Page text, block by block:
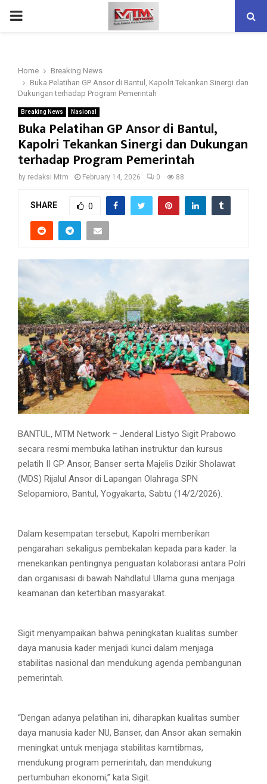
PRIMARY
Home
Breaking News
Buka Pelatihan GP Ansor di Bantul, Kapolri Tekankan Sinergi dan
Dukungan terhadap Program Pemerintah
Breaking News Nasional
Buka Pelatihan GP Ansor di Bantul,
Kapolri Tekankan Sinergi dan Dukungan
terhadap Program Pemerintah
by redaksi Mtm February 14, 2026 0 88
SHARE 0
BANTUL, MTM Network – Jenderal Listyo Sigit Prabowo
secara resmi membuka latihan instruktur dan kursus
pelatih II GP Ansor, Banser serta Majelis Dzikir Sholawat
(MDS) Rijalul Ansor di Lapangan Olahraga SPN
Selopamioro, Bantul, Yogyakarta, Sabtu (14/2/2026).
Dalam kesempatan tersebut, Kapolri memberikan
pengarahan sekaligus pembekalan kepada para kader. Ia
menekankan pentingnya penguatan kolaborasi antara Polri
dan organisasi di bawah Nahdlatul Ulama guna menjaga
keamanan dan ketertiban masyarakat.
Sigit menyampaikan bahwa peningkatan kualitas sumber
daya manusia kader menjadi kunci dalam menjaga
stabilitas nasional dan mendukung agenda pembangunan
pemerintah.
“Dengan adanya pelatihan ini, diharapkan kualitas sumber
daya manusia kader NU, Banser, dan Ansor akan semakin
meningkat untuk menjaga stabilitas kamtibmas,
mendukung program pemerintah, dan mendukung
pertumbuhan ekonomi,” kata Sigit.